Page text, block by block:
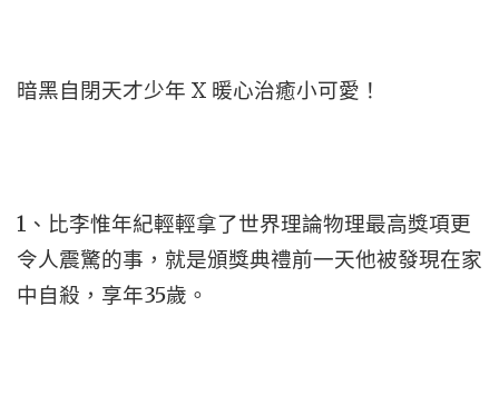
暗黑自閉天才少年 X 暖心治癒小可愛！
1、比李惟年紀輕輕拿了世界理論物理最高獎項更
令人震驚的事，就是頒獎典禮前一天他被發現在家
中自殺，享年35歲。